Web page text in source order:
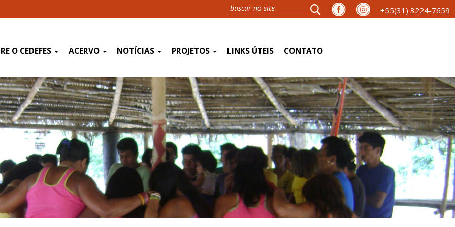
+55(31) 3224-7659
O CEDEFES ACERVO NOTÍCIAS PROJETOS LINKS ÚTEIS CONTATO